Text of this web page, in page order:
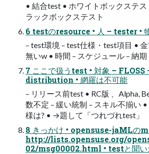
• 結合test • ホワイトボックステス
ラックボックステスト
6 testのresource • 人 – tester •
– test環境 – test仕様・test項目 •
無いw • 時間 – スケジュール – 納期
7 ここで扱うtest • 対象 –
distribution • 網羅は不可能
– リリース前test • RC版 、Alpha,
数不定 – 緩い統制 – スキル不揃い
様は? • →題して「つれづれtest」
8 きっかけ • opensuse-jaMLの
http://lists.opensuse.org/
02/msg00002.html • testと聞い